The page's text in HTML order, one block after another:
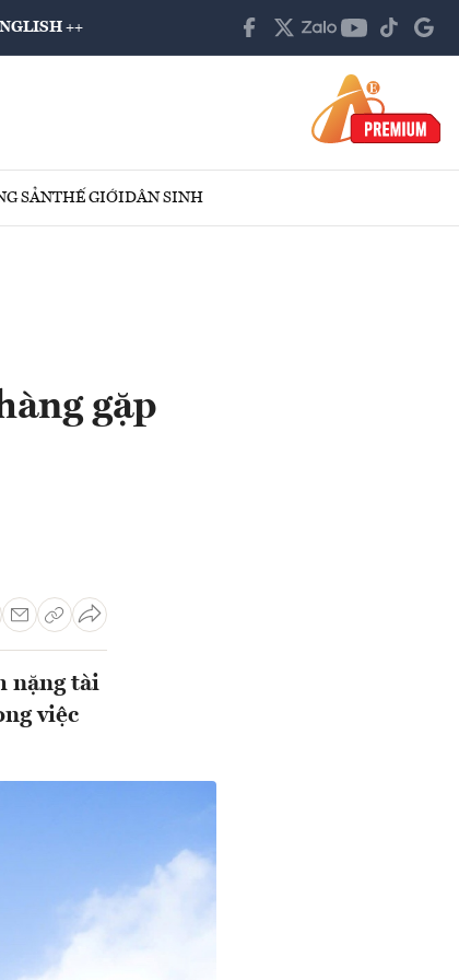
++
SẢNTHẾ GIỚIDÂN SINH
gặp
nặng tài
việc